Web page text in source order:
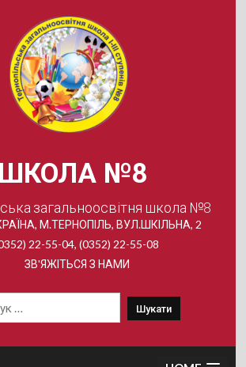
ШКОЛА №8
загальноосвітня школа №8
М.ТЕРНОПІЛЬ, ВУЛ.ШКІЛЬНА, 2
22-55-04, (0352) 22-55-08
ЗВ'ЯЖІТЬСЯ З НАМИ